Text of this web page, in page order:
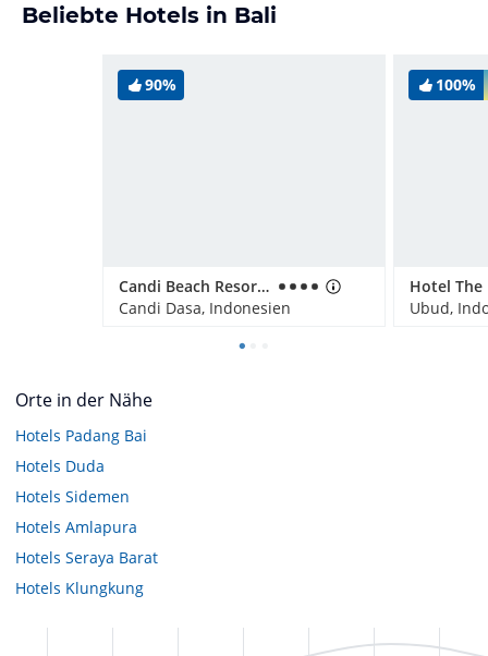
Beliebte Hotels in Bali
90%
Candi Beach Resort and Spa
Candi Dasa, Indonesien
100%
Ubud,
Orte in der Nähe
Hotels Padang Bai
Hotels Duda
Hotels Sidemen
Hotels Amlapura
Hotels Seraya Barat
Hotels Klungkung